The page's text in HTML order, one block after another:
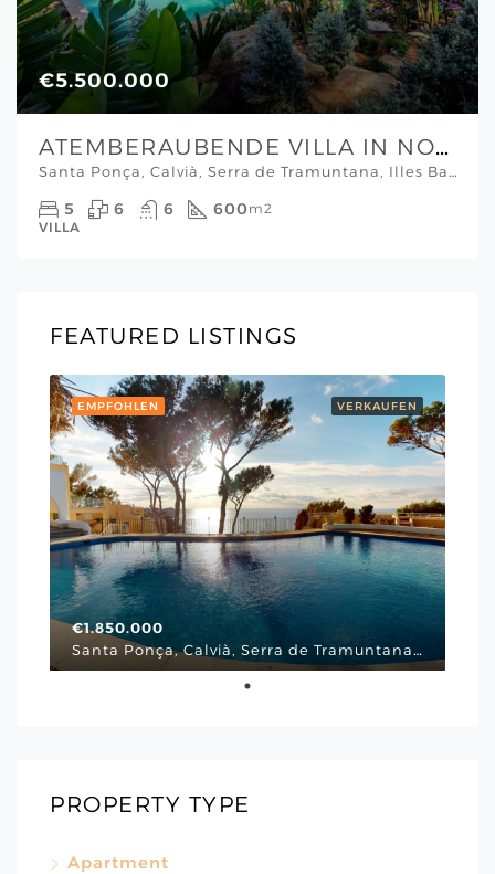
€5.500.000
ATEMBERAUBENDE VILLA IN NOVA SANTA PONSA
Santa Ponça, Calvià, Serra de Tramuntana, Illes Balears, 07180, España, Mallorca Südwesten
5 6 6 600 m2
VILLA
FEATURED LISTINGS
VERKAUFEN
EMPFOHLEN
€1.850.000
Santa Ponça, Calvià, Serra de Tramuntana, Illes Balears, 07180, España, Via Cornissa, Mallorca Südwesten
PROPERTY TYPE
Apartment